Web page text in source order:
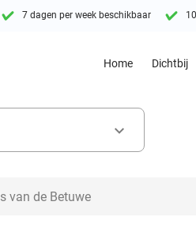
7 dagen per week beschikbaar
Home Dichtbij
keyboard_arrow_down